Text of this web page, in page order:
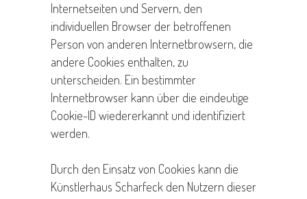
Internetseiten und Servern, den
individuellen Browser der betroffenen
Person von anderen Internetbrowsern, die
andere Cookies enthalten, zu
unterscheiden. Ein bestimmter
Internetbrowser kann über die eindeutige
Cookie-ID wiedererkannt und identifiziert
werden.
Durch den Einsatz von Cookies kann die
Künstlerhaus Scharfeck den Nutzern dieser